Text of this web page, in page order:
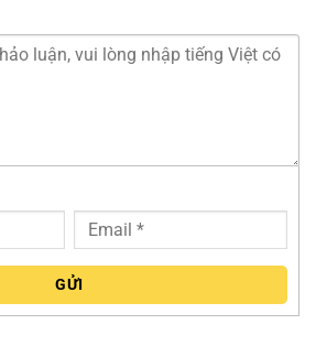
trong suốt quá trình cao tải
GỬI